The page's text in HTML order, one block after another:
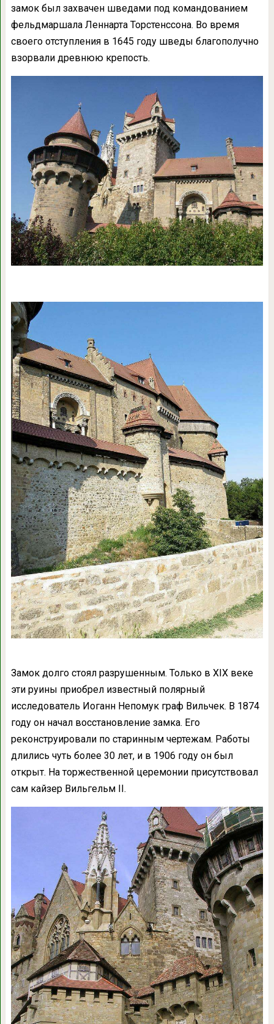
замок был захвачен шведами под командованием
фельдмаршала Леннарта Торстенссона. Во время
своего отступления в 1645 году шведы благополучно
взорвали древнюю крепость.
Замок долго стоял разрушенным. Только в XIX веке
эти руины приобрел известный полярный
исследователь Иоганн Непомук граф Вильчек. В 1874
году он начал восстановление замка. Его
реконструировали по старинным чертежам. Работы
длились чуть более 30 лет, и в 1906 году он был
открыт. На торжественной церемонии присутствовал
сам кайзер Вильгельм II.